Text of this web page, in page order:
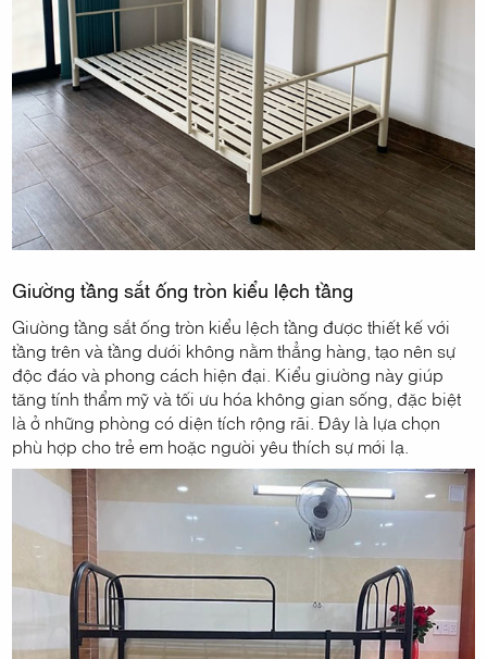
Giường tầng sắt ống tròn kiểu lệch tầng
Giường tầng sắt ống tròn kiểu lệch tầng được thiết kế với
tầng trên và tầng dưới không nằm thẳng hàng, tạo nên sự
độc đáo và phong cách hiện đại. Kiểu giường này giúp
tăng tính thẩm mỹ và tối ưu hóa không gian sống, đặc biệt
là ở những phòng có diện tích rộng rãi. Đây là lựa chọn
phù hợp cho trẻ em hoặc người yêu thích sự mới lạ.